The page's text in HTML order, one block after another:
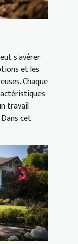
s'avérer
et les
Chaque
travail
cet